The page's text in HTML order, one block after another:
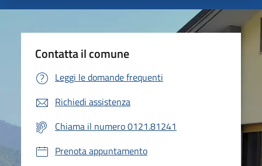
Contatta il comune
Leggi le domande frequenti
Richiedi assistenza
Chiama il numero 0121.81241
Prenota appuntamento